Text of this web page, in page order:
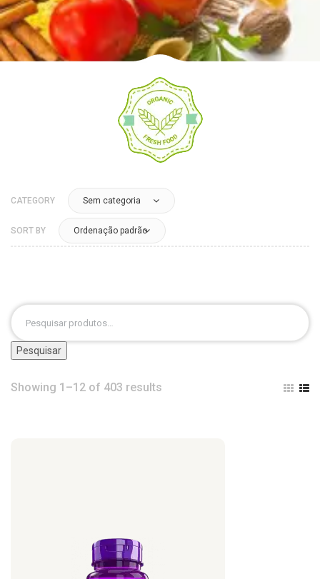
CATEGORY Sem categoria
Showing 1–12 of 403 results
SORT BY Ordenação padrão